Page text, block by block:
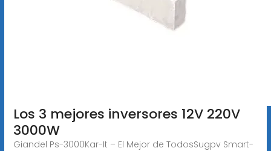
Los 3 mejores inversores 12V 220V
3000W
Giandel Ps-3000Kar-It – El Mejor de TodosSugpv Smart-